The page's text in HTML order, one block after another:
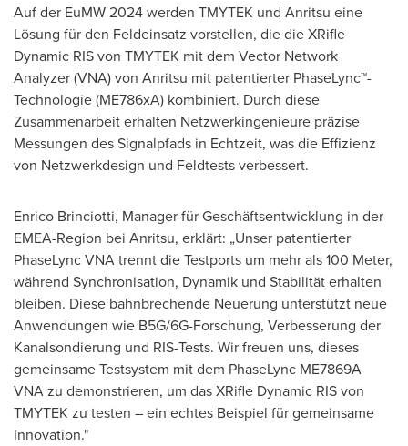
Auf der EuMW 2024 werden TMYTEK und Anritsu eine
Lösung für den Feldeinsatz vorstellen, die die XRifle
Dynamic RIS von TMYTEK mit dem Vector Network
Analyzer (VNA) von Anritsu mit patentierter PhaseLync™-
Technologie (ME786xA) kombiniert. Durch diese
Zusammenarbeit erhalten Netzwerkingenieure präzise
Messungen des Signalpfads in Echtzeit, was die Effizienz
von Netzwerkdesign und Feldtests verbessert.
Enrico Brinciotti, Manager für Geschäftsentwicklung in der
EMEA-Region bei Anritsu, erklärt: „Unser patentierter
PhaseLync VNA trennt die Testports um mehr als 100 Meter,
während Synchronisation, Dynamik und Stabilität erhalten
bleiben. Diese bahnbrechende Neuerung unterstützt neue
Anwendungen wie B5G/6G-Forschung, Verbesserung der
Kanalsondierung und RIS-Tests. Wir freuen uns, dieses
gemeinsame Testsystem mit dem PhaseLync ME7869A
VNA zu demonstrieren, um das XRifle Dynamic RIS von
TMYTEK zu testen – ein echtes Beispiel für gemeinsame
Innovation."